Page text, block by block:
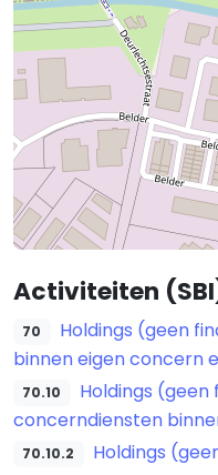
Activiteiten
70
Holdings (geen
binnen eigen concern
70.10
Holdings
concerndiensten
70.10.2 Holdings